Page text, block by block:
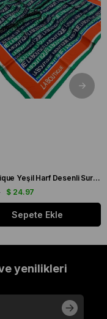
La Boutique Yeşil Harf Desenli Sura İpek Eşarp 1631 - 06
$ 24.97
Sepete Ekle
yenilikleri